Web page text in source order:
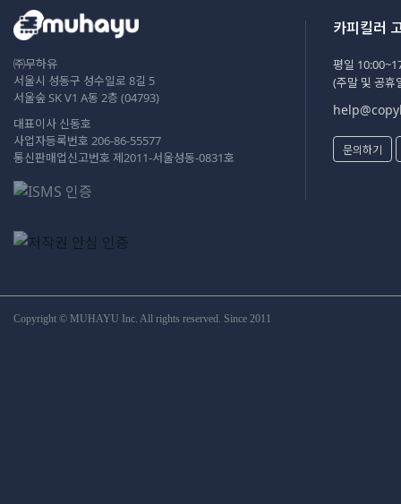
㈜무하유
서울시 성동구 성수일로 8길 5
서울숲 SK V1 A동 2층 (04793)
대표이사 신동호
사업자등록번호 206-86-55577
통신판매업신고번호 제2011-서울성동-0831호
카피킬러
평일
(주말 및 공휴
문의하기
Copyright © MUHAYU Inc. All rights reserved. Since 2011